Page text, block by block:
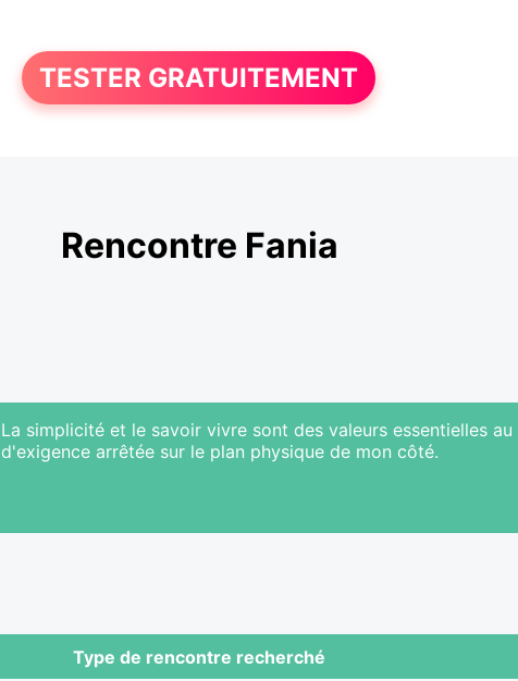
TESTER GRATUITEMENT
Rencontre Fania
La simplicité et le savoir vivre sont des valeurs essentielles
d'exigence arrêtée sur le plan physique de mon côté.
Type de rencontre recherché